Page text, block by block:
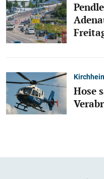
Hose